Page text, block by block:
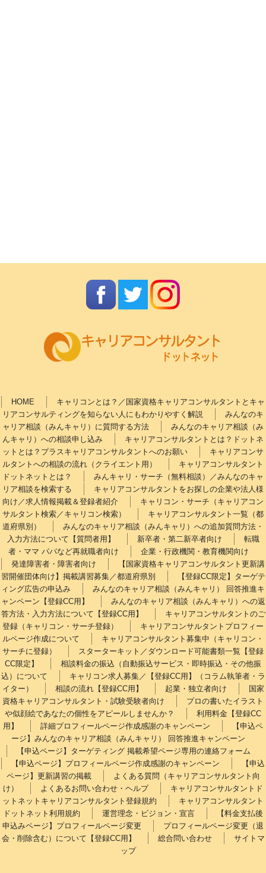
HOME
キャリコンとは？／国家資格キャリアコンサルタントとキャ
リアコンサルティングを知らない人にもわかりやすく解説
みんなのキ
ャリア相談（みんキャリ）に質問する方法
みんなのキャリア相談（み
んキャリ）への相談申し込み
キャリアコンサルタントとは？ドットネ
ットとは？プラスキャリアコンサルタントへのお願い
キャリアコンサ
ルタントへの相談の流れ（クライエント用）
キャリアコンサルタント
ドットネットとは？
みんキャリ・サーチ（無料相談）／みんなのキャ
リア相談を検索する
キャリアコンサルタントをお探しの企業や法人様
向け／求人情報掲載＆登録者紹介
キャリコン・サーチ（キャリアコン
サルタント検索／キャリコン検索）
キャリアコンサルタント一覧（都
道府県別）
みんなのキャリア相談（みんキャリ）への追加質問方法・
入力方法について【質問者用】
新卒者・第二新卒者向け
転職
者・ママ パパなど再就職者向け
企業・行政機関・教育機関向け
発達障害者・障害者向け
【国家資格キャリアコンサルタント更新講
習開催団体向け】掲載講習募集／都道府県別
【登録CC限定】ターゲテ
ィング広告の申込み
みんなのキャリア相談（みんキャリ） 回答推進キ
ャンペーン【登録CC用】
みんなのキャリア相談（みんキャリ）への返
答方法・入力方法について【登録CC用】
キャリアコンサルタントのご
登録（キャリコン・サーチ登録）
キャリアコンサルタントプロフィー
ルページ作成について
キャリアコンサルタント募集中（キャリコン・
サーチに登録）
スターターキット／ダウンロード可能書類一覧【登録
CC限定】
相談料金の振込（自動振込サービス・即時振込・その他振
込）について
キャリコン求人募集／【登録CC用】（コラム執筆者・ラ
イター）
相談の流れ【登録CC用】 起業・独立者向け
国家
資格キャリアコンサルタント・試験受験者向け
プロの書いたイラスト
や似顔絵であなたの個性をアピールしませんか？
利用料金【登録CC
用】
詳細プロフィールページ作成感謝のキャンペーン
【申込ペ
ージ】みんなのキャリア相談（みんキャリ） 回答推進キャンペーン
【申込ページ】ターゲティング 掲載希望ページ専用の連絡フォーム
【申込ページ】プロフィールページ作成感謝のキャンペーン
【申込
ページ】更新講習の掲載
よくある質問（キャリアコンサルタント向
け）
よくあるお問い合わせ・ヘルプ
キャリアコンサルタントド
ットネットキャリアコンサルタント登録規約
キャリアコンサルタント
ドットネット利用規約
運営理念・ビジョン・宣言
【料金支払後
申込みページ】プロフィールページ変更
プロフィールページ変更（退
会・削除含む）について【登録CC用】
総合問い合わせ
サイトマ
ップ